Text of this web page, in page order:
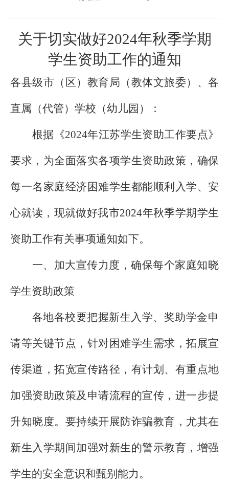
关于切实做好2024年秋季学期
学生资助工作的通知
各县级市（区）教育局（教体文旅委）、各
直属（代管）学校（幼儿园）：
根据《2024年江苏学生资助工作要点》
要求，为全面落实各项学生资助政策，确保
每一名家庭经济困难学生都能顺利入学、安
心就读，现就做好我市2024年秋季学期学生
资助工作有关事项通知如下。
一、加大宣传力度，确保每个家庭知晓
学生资助政策
各地各校要把握新生入学、奖助学金申
请等关键节点，针对困难学生需求，拓展宣
传渠道，拓宽宣传路径，有计划、有重点地
加强资助政策及申请流程的宣传，进一步提
升知晓度。要持续开展防诈骗教育，尤其在
新生入学期间加强对新生的警示教育，增强
学生的安全意识和甄别能力。